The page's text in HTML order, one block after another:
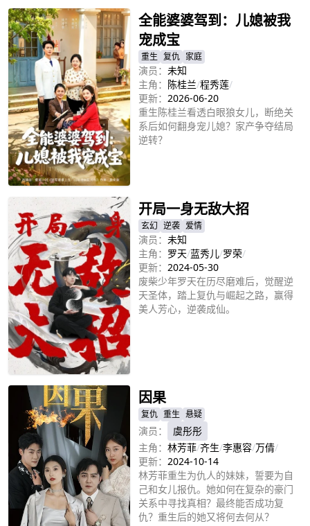
全能婆婆驾到：儿媳被我
宠成宝
重生 复仇 家庭
演员： 未知
主角： 陈桂兰/程秀莲/
更新： 2026-06-20
重生陈桂兰看透白眼狼女儿，断绝关
系后如何翻身宠儿媳？家产争夺结局
逆转？
开局一身无敌大招
玄幻 逆袭 爱情
演员： 未知
主角： 罗天/蓝秀儿/罗荣/
更新： 2024-05-30
废柴少年罗天在历尽磨难后，觉醒逆
天圣体，踏上复仇与崛起之路，赢得
美人芳心，逆袭成仙。
因果
复仇 重生 悬疑
演员：
虞彤彤
主角： 林芳菲/齐生/李惠容/万倩/
更新： 2024-10-14
林芳菲重生为仇人的妹妹，誓要为自
己和女儿报仇。她如何在复杂的豪门
关系中寻找真相？最终能否成功复
仇？重生后的她又将何去何从？